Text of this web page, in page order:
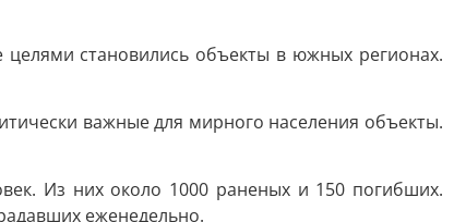
становились объекты в южных регионах.
важные для мирного населения объекты.
Из них около 1000 раненых и 150 погибших.
еженедельно.